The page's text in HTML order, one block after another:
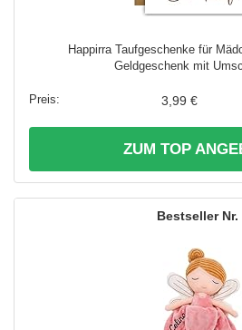
Happirra Taufgeschenke für
Geldgeschenk mit
3,99 €
ZUM TOP